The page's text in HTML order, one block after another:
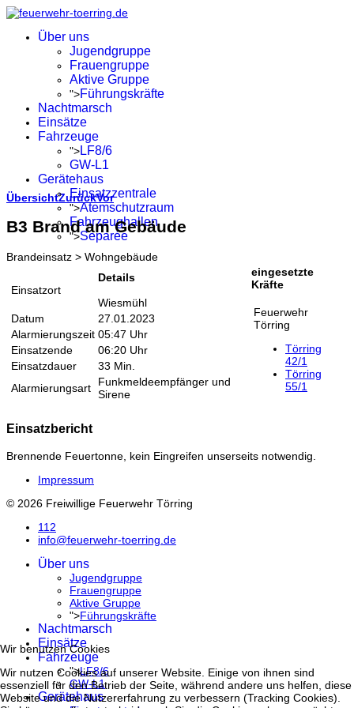
Über uns
Jugendgruppe
Frauengruppe
Aktive Gruppe
">Führungskräfte
Nachtmarsch
Einsätze
Fahrzeuge
">LF8/6
GW-L1
Gerätehaus
Einsatzzentrale
">Atemschutzraum
Fahrzeughallen
">Separée
ÜbersichtZurückVor
B3 Brand am Gebäude
Brandeinsatz > Wohngebäude
Einsatzort
Details
Wiesmühl
Datum
27.01.2023
Alarmierungszeit 05:47 Uhr
Einsatzende
06:20 Uhr
Einsatzdauer
33 Min.
Alarmierungsart
Funkmeldeempfänger und
Sirene
eingesetzte
Kräfte
Feuerwehr
Törring
Törring
42/1
Törring
55/1
Einsatzbericht
Brennende Feuertonne, kein Eingreifen unserseits notwendig.
Impressum
© 2026 Freiwillige Feuerwehr Törring
112
info@feuerwehr-toerring.de
Über uns
Jugendgruppe
Frauengruppe
Aktive Gruppe
">Führungskräfte
Nachtmarsch
Einsätze
Fahrzeuge
">LF8/6
GW-L1
Gerätehaus
Wir benutzen Cookies
Wir nutzen Cookies auf unserer Website. Einige von ihnen sind
essenziell für den Betrieb der Seite, während andere uns helfen, diese
Website und die Nutzererfahrung zu verbessern (Tracking Cookies).